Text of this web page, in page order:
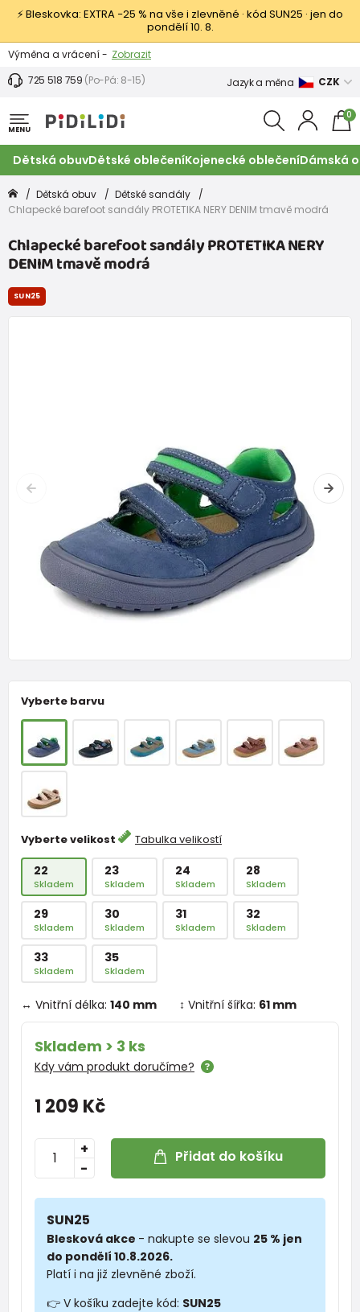
⚡ Bleskovka: EXTRA −25 % na vše i zlevněné · kód SUN25 · jen do
pondělí 10. 8.
Výměna a vrácení - Zobrazit
Sleva 100 Kč na první nákup -
725 518 759 (Po-Pá: 8-15) Jazyk a měna CZK
MENU
0
Dětská obuvDětské oblečeníKojenecké oblečeníDámská
Dětská obuv
Dětské sandály
Chlapecké barefoot sandály PROTETIKA NERY DENIM tmavě modrá
Chlapecké barefoot sandály PROTETIKA NERY
DENIM tmavě modrá
Vyberte barvu
Vyberte velikost Tabulka velikostí
22
Skladem
23
Skladem
24
Skladem
28
Skladem
29
Skladem
30
Skladem
31
Skladem
32
Skladem
33
Skladem
35
Skladem
↔ Vnitřní délka: 140 mm ↕ Vnitřní šířka: 61 mm
Skladem > 3 ks
Kdy vám produkt doručíme?
1 209 Kč
-
+ Přidat do košíku
SUN25
Blesková akce - nakupte se slevou 25 % jen
do pondělí 10.8.2026.
Platí i na již zlevněné zboží.
👉 V košíku zadejte kód: SUN25
SUN25